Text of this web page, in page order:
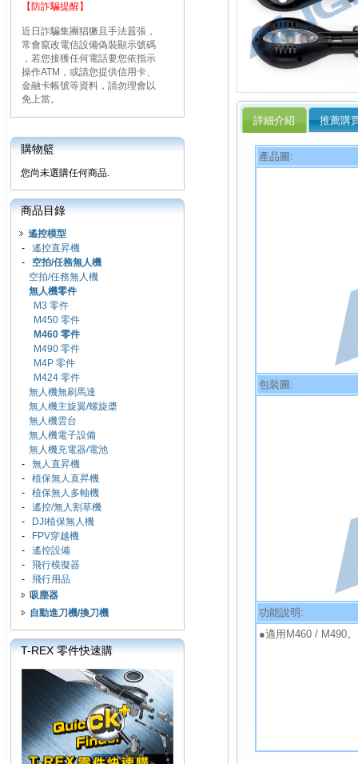
【防詐騙提醒】
近日詐騙集團猖獗且手法囂張，
常會竄改電信設備偽裝顯示號碼
，若您接獲任何電話要您依指示
操作ATM，或請您提供信用卡、
金融卡帳號等資料，請勿理會以
免上當。
購物籃
您尚未選購任何商品.
商品目錄
遙控模型
- 遙控直昇機
- 空拍/任務無人機
空拍/任務無人機
無人機零件
M3 零件
M450 零件
M460 零件
M490 零件
M4P 零件
M424 零件
無人機無刷馬達
無人機主旋翼/螺旋槳
無人機雲台
無人機電子設備
無人機充電器/電池
- 無人直昇機
- 植保無人直昇機
- 植保無人多軸機
- 遙控/無人割草機
-
DJI植保無人機
-
FPV穿越機
- 遙控設備
- 飛行模擬器
- 飛行用品
吸塵器
自動進刀機/換刀機
T-REX 零件快速購
詳細介紹 推薦購
產品圖:
包裝圖:
功能說明:
●適用M460 / M490。